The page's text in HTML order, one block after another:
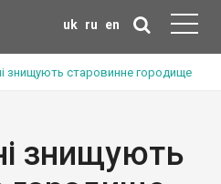
uk ru en
знищують старовинне городище
знищують